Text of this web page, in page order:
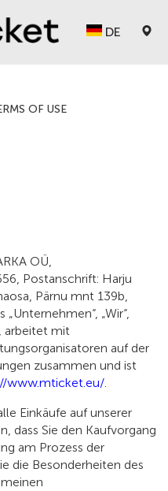
DE
OF USE
OÜ,
Postanschrift: Harju
Pärnu mnt 139b,
„Wir“,
arbeitet mit
auf der
zusammen und ist
www.mticket.eu/.
Einkäufe auf unserer
dass Sie den Kaufvorgang
am Prozess der
die Besonderheiten des